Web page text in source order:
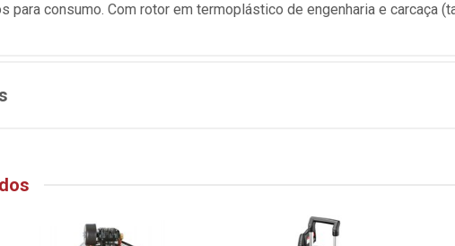
para consumo. Com rotor em termoplástico de engenharia e carcaça